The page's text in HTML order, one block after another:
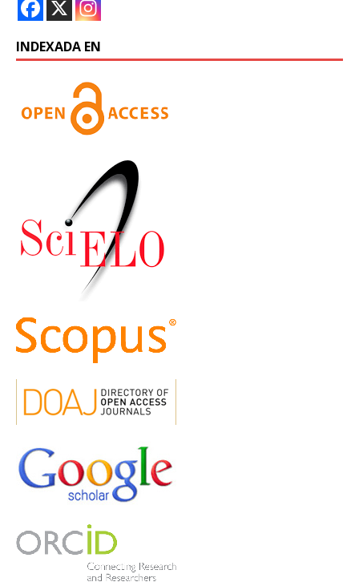
INDEXADA EN